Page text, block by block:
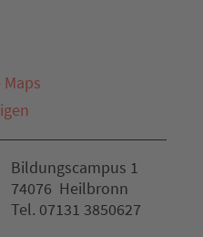
Bildungscampus 1
74076 Heilbronn
Tel. 07131 3850627